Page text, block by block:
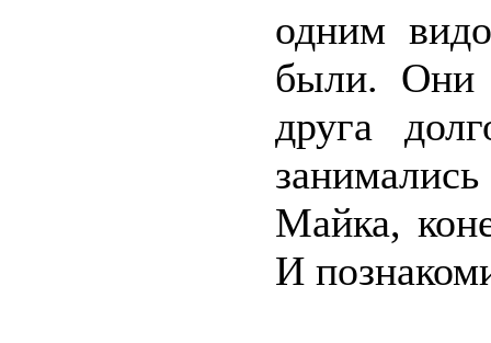
одним
были. Они
друга
Майка,
И